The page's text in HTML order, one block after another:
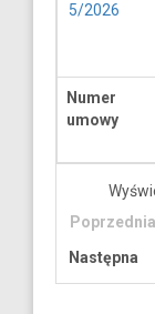
Numer
umowy
5/2026
Poprzednia
Następna